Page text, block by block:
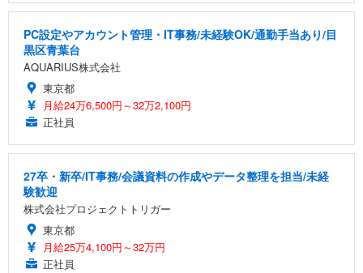
PC設定やアカウント管理・IT事務/未経験OK/通勤手当あり/目
黒区青葉台
AQUARIUS株式会社
東京都
月給24万6,500円～32万2,100円
正社員
27卒・新卒/IT事務/会議資料の作成やデータ整理を担当/未経
験歓迎
株式会社プロジェクトトリガー
東京都
月給25万4,100円～32万円
正社員